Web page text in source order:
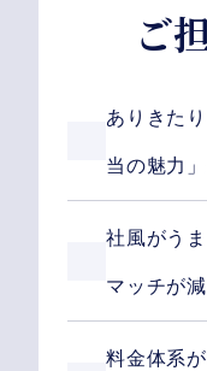
ご
ありきた
当の魅力
社風がう
マッチが
料金体系